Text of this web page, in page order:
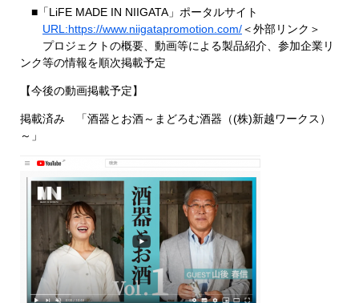
■「LiFE MADE IN NIIGATA」ポータルサイト
URL:https://www.niigatapromotion.com/＜外部リンク＞
プロジェクトの概要、動画等による製品紹介、参加企業リ
ンク等の情報を順次掲載予定
【今後の動画掲載予定】
掲載済み 「酒器とお酒～まどろむ酒器（(株)新越ワークス）
～」